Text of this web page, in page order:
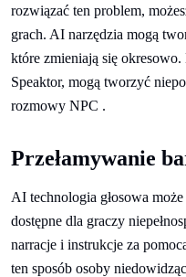
rozwiązać ten problem,
grach. AI narzędzia mogą
które zmieniają się
Speaktor, mogą tworzyć
rozmowy NPC .
Przełamywanie
AI technologia głosowa
dostępne dla graczy
narracje i instrukcje za
ten sposób osoby